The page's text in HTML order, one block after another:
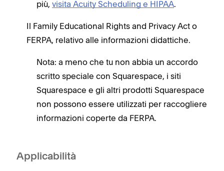
più, visita Acuity Scheduling e HIPAA.
Il Family Educational Rights and Privacy Act o
FERPA, relativo alle informazioni didattiche.
Nota: a meno che tu non abbia un accordo
scritto speciale con Squarespace, i siti
Squarespace e gli altri prodotti Squarespace
non possono essere utilizzati per raccogliere
informazioni coperte da FERPA.
Applicabilità